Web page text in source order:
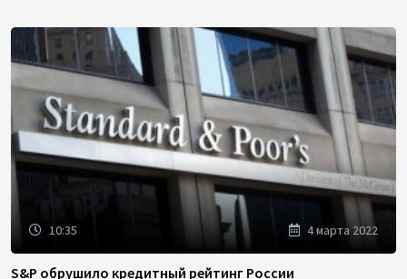
10:35 4 марта 2022
S&P обрушило кредитный рейтинг России